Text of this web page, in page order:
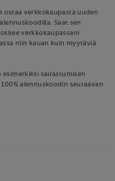
verkkokaupasta uuden
Saat sen
verkkokaupassani
niin kauan kuin myytäviä
sairastumisen
alennuskoodin seuraavan